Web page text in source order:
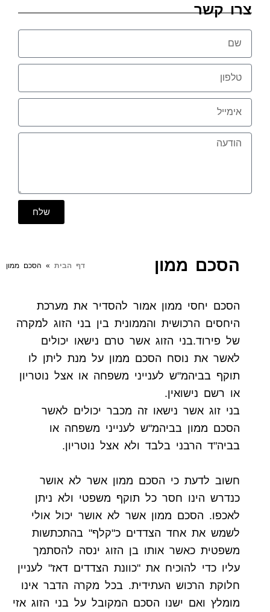
צרו קשר
שלח
דף הבית » הסכם ממון הסכם ממון
הסכם יחסי ממון אמור להסדיר את מערכת
היחסים הרכושית והממונית בין בני הזוג למקרה
של פירוד.בני הזוג אשר טרם נישאו יכולים
לאשר את נוסח הסכם ממון על מנת ליתן לו
תוקף בביהמ"ש לענייני משפחה או אצל נוטריון
או רשם נישואין.
בני זוג אשר נישאו זה מכבר יכולים לאשר
הסכם ממון בביהמ"ש לענייני משפחה או
בביה"ד הרבני בלבד ולא אצל נוטריון.
חשוב לדעת כי הסכם ממון אשר לא אושר
כנדרש הינו חסר כל תוקף משפטי ולא ניתן
לאכפו. הסכם ממון אשר לא אושר יכול אולי
לשמש את אחד הצדדים כ"קלף" בהתכתשות
משפטית כאשר אותו בן הזוג ינסה להסתמך
עליו כדי להוכיח את "כוונת הצדדים דאז" לעניין
חלוקת הרכוש העתידית. בכל מקרה הדבר אינו
מומלץ ואם ישנו הסכם המקובל על בני הזוג אזי